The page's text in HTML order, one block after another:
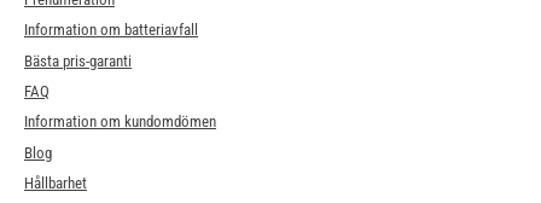
Information om batteriavfall
Bästa pris-garanti
FAQ
Information om kundomdömen
Blog
Hållbarhet